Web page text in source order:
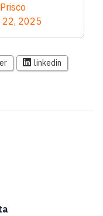
22, 2025
linkedin